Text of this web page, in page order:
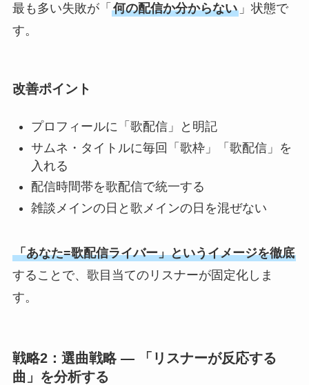
最も多い失敗が「 何の配信か分からない」状態で
す。
改善ポイント
プロフィールに「歌配信」と明記
サムネ・タイトルに毎回「歌枠」「歌配信」を
入れる
配信時間帯を歌配信で統一する
雑談メインの日と歌メインの日を混ぜない
「あなた=歌配信ライバー」というイメージを徹底
することで、歌目当てのリスナーが固定化しま
す。
戦略2：選曲戦略 ― 「リスナーが反応する
曲」を分析する